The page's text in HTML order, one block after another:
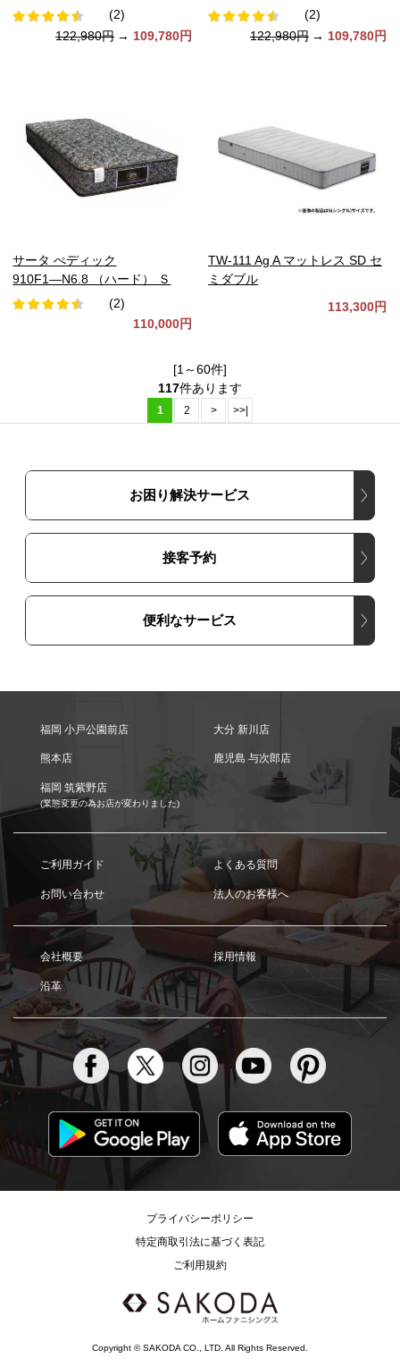
(2)
122,980円 → 109,780円
(2)
122,980円 → 109,780円
サータ ぺディック
910F1―N6.8 （ハード） Ｓ
(2)
110,000円
TW-111 Ag A マットレス SD セ
ミダブル
113,300円
[1～60件]
117件あります
1 2 > >>|
お困り解決サービス
接客予約
便利なサービス
福岡 小戸公園前店 大分 新川店
熊本店 鹿児島 与次郎店
福岡 筑紫野店
(業態変更の為お店が変わりました)
ご利用ガイド よくある質問
お問い合わせ 法人のお客様へ
会社概要 採用情報
沿革
プライバシーポリシー
特定商取引法に基づく表記
ご利用規約
Copyright © SAKODA CO., LTD. All Rights Reserved.